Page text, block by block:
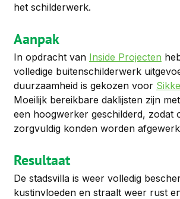
het schilderwerk.
Aanpak
In opdracht van Inside Projecten
volledige buitenschilderwerk
duurzaamheid is gekozen voor
Moeilijk bereikbare daklijsten zijn
een hoogwerker geschilderd, zodat
zorgvuldig konden worden
Resultaat
De stadsvilla is weer volledig
kustinvloeden en straalt weer rust